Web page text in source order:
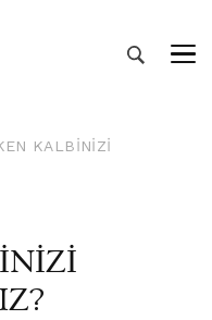
KALBİNİZİ